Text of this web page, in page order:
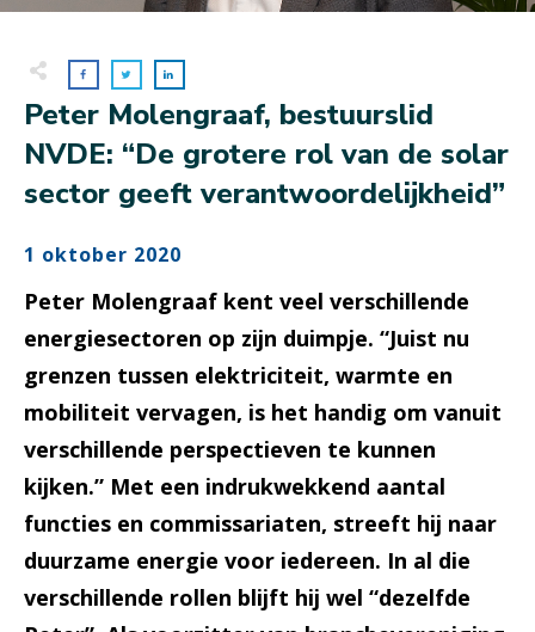
Peter Molengraaf, bestuurslid
NVDE: “De grotere rol van de solar
sector geeft verantwoordelijkheid”
1 oktober 2020
Peter Molengraaf kent veel verschillende
energiesectoren op zijn duimpje. “Juist nu
grenzen tussen elektriciteit, warmte en
mobiliteit vervagen, is het handig om vanuit
verschillende perspectieven te kunnen
kijken.” Met een indrukwekkend aantal
functies en commissariaten, streeft hij naar
duurzame energie voor iedereen. In al die
verschillende rollen blijft hij wel “dezelfde